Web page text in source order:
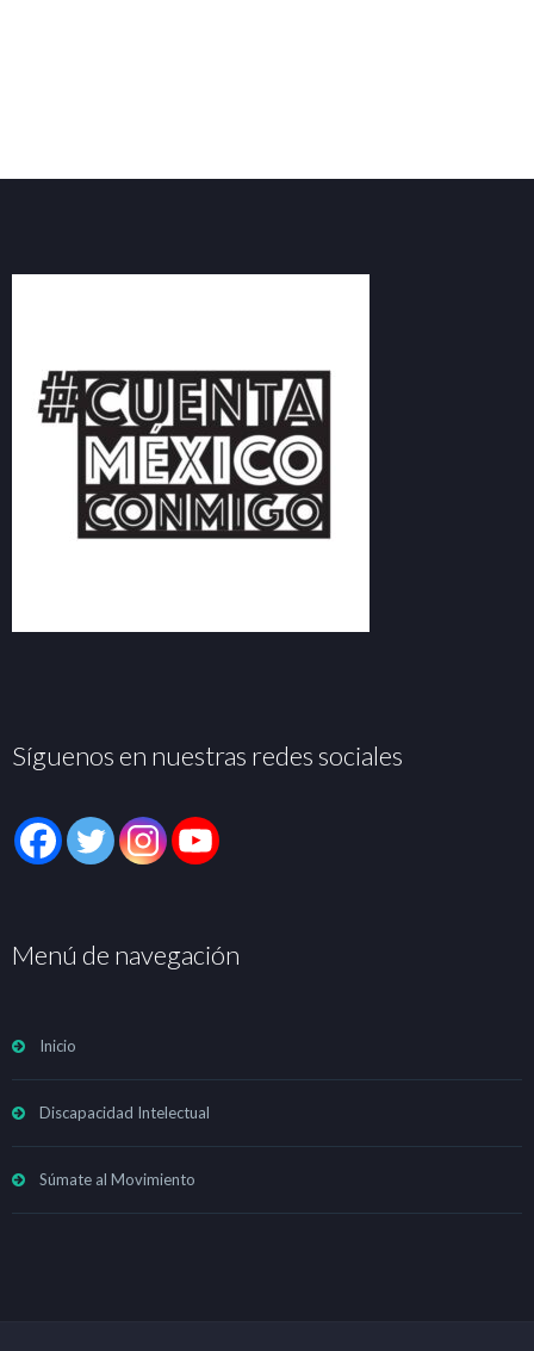
Síguenos en nuestras redes sociales
Menú de navegación
Inicio
Discapacidad Intelectual
Súmate al Movimiento